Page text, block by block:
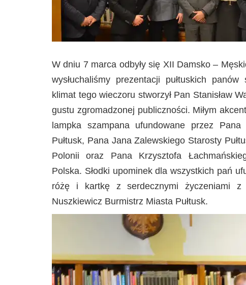
W dniu 7 marca odbyły się XII Damsko –
wysłuchaliśmy prezentacji pułtuskich
klimat tego wieczoru stworzył Pan Stanisław
gustu zgromadzonej publiczności. Miłym
lampka szampana ufundowane przez
Pułtusk, Pana Jana Zalewskiego Starosty
Polonii oraz Pana Krzysztofa
Polska. Słodki upominek dla wszystkich pań
różę i kartkę z serdecznymi życzeniami
Nuszkiewicz Burmistrz Miasta Pułtusk.